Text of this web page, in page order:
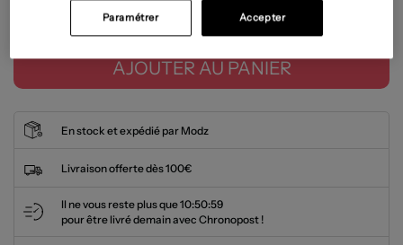
Tailles disponibles
AJOUTER AU PANIER
En stock et expédié par Modz
Livraison offerte dès 100€
Il ne vous reste plus que10:50:59
pour être livré demain avec Chronopost !
Accepter
Paramétrer